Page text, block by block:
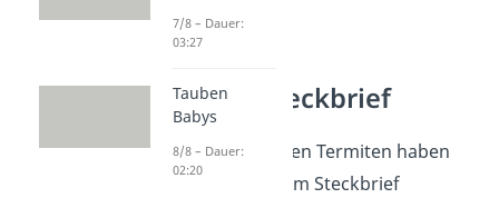
Termiten Steckbrief
Alles wichtige zu den Termiten haben
wir für dich in einem Steckbrief
7/8 – Dauer:
03:27
Tauben
Babys
8/8 – Dauer:
02:20